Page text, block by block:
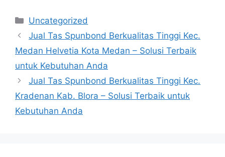
Categories
Uncategorized
Jual Tas Spunbond Berkualitas Tinggi Kec.
Medan Helvetia Kota Medan – Solusi Terbaik
untuk Kebutuhan Anda
Jual Tas Spunbond Berkualitas Tinggi Kec.
Kradenan Kab. Blora – Solusi Terbaik untuk
Kebutuhan Anda